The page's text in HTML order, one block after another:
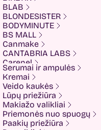
BLAB
BLONDESISTER
BODYMINUTE
BS MALL
Canmake
CANTABRIA LABS
Carenel
CHALURE
Cherubs
Cliniccare
COSRX
COTRIL
COVEDERM
Crazy Hair
Serumai ir ampulės
Kremai
Veido kaukės
Lūpų priežiūra
Makiažo valikliai
Priemonės nuo spuogų
Paakių priežiūra